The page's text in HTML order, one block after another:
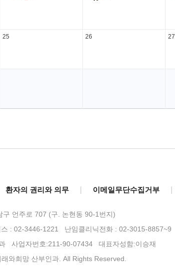
25 26 27
환자의 권리와 의무 이메일무단수집거부
구 언주로 707 (구. 논현동 90-1번지)
: 02-3446-1221 난임클리닉전화 : 02-3015-8857~9
사업자번호:211-90-07434 대표자성함:이승재
와희망 산부인과. All Rights Reserved.